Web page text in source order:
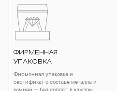
ФИРМЕННАЯ
УПАКОВКА
Фирменная упаковка и
сертификат о составе металла и